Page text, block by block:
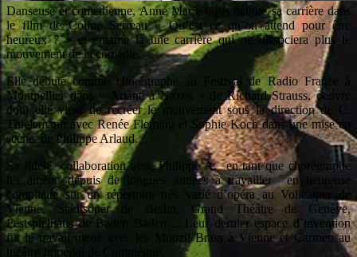
Danseuse et comédienne, Anne Marie Gros débute sa carrière dans
le film de Coline Serreau « Qu’est ce qu’on attend pour être
heureux ? » et entame là une carrière qui ne dissociera plus le
mouvement de la comédie.
Elle débute comme chorégraphe au Festival de Radio France à
Montpellier dans « Ariane à Naxos » de Richard Strauss, oeuvre
dont elle vient de recréer le mouvement sous la direction de C.
Thielemann avec Renée Fleming et Sophie Koch dans une mise en
scène de Philippe Arlaud.
Sa fidèle collaboration avec Philippe A. en tant que chorégraphe
les amène depuis de longues années à travailler en heureuse
complicité sur un répertoire très varié d’opéra au Volksoper de
Vienne, Stadtsoper de Berlin, Grand Théâtre de Genève,
Festspielhaus de Baden Baden… Leur dernier espace d’invention
fut le travail mené avec les Mnozil Brass à Vienne et Carmen au
théâtre Impérial de Compiègne.